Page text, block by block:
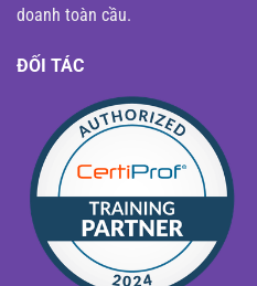
doanh toàn cầu.
ĐỐI TÁC